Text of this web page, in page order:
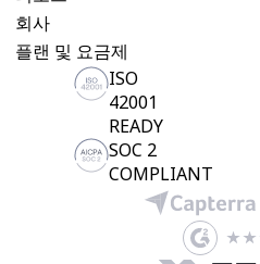
회사
플랜 및 요금제
ISO
42001
READY
SOC 2
COMPLIANT